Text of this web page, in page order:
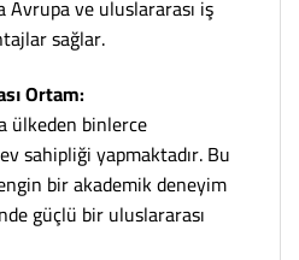
Avrupa ve uluslararası iş
sağlar.
Ortam:
ülkeden binlerce
sahipliği yapmaktadır. Bu
bir akademik deneyim
güçlü bir uluslararası